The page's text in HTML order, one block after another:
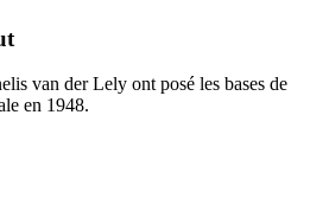
van der Lely ont posé les bases de
en 1948.